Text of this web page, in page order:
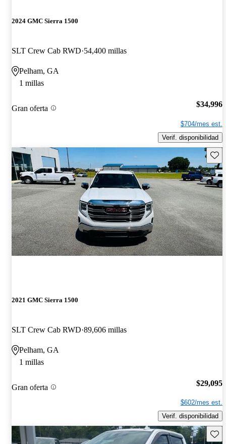
2024 GMC Sierra 1500
SLT Crew Cab RWD 54,400 millas
Pelham, GA
1 millas
Gran oferta $34,996
$704/mes est.
Verif. disponibilidad
2021 GMC Sierra 1500
SLT Crew Cab RWD 89,606 millas
Pelham, GA
1 millas
Gran oferta $29,095
$602/mes est.
Verif. disponibilidad